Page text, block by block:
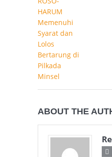
ABOUT THE